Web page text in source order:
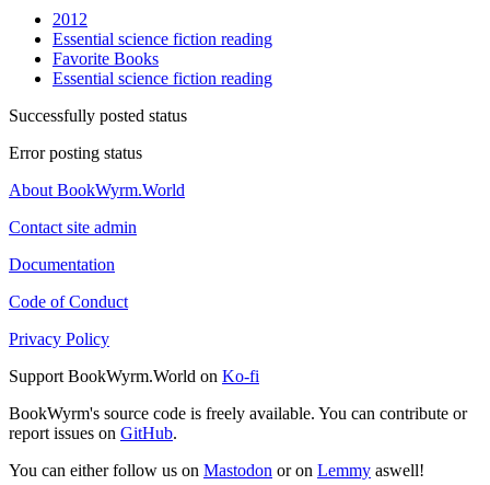
2012
Essential science fiction reading
Favorite Books
Essential science fiction reading
Successfully posted status
Error posting status
About BookWyrm.World
Contact site admin
Documentation
Code of Conduct
Privacy Policy
Support BookWyrm.World on Ko-fi
BookWyrm's source code is freely available. You can contribute or
report issues on GitHub.
You can either follow us on Mastodon or on Lemmy aswell!